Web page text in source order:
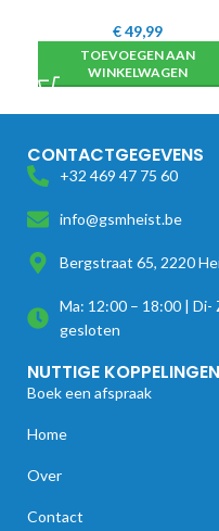
€49,99
TOEVOEGEN AAN
WINKELWAGEN
CONTACTGEGEVENS
+32 469 47 75 60
info@gsmheist.be
Bergstraat 65, 2220
Ma: 12:00 – 18:00 | Di-
gesloten
NUTTIGE KOPPELINGEN
Boek een afspraak
Home
Over
Contact